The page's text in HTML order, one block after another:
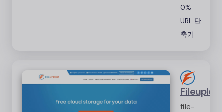
수 있습
니다.
0%
URL 단
축기
file-